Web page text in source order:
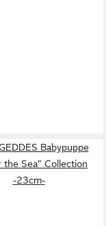
Babypuppe
the Sea" Collection
-23cm-